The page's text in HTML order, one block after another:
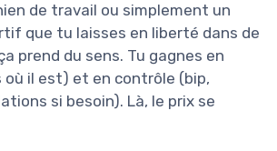
de travail ou simplement un
que tu laisses en liberté dans de
prend du sens. Tu gagnes en
il est) et en contrôle (bip,
si besoin). Là, le prix se